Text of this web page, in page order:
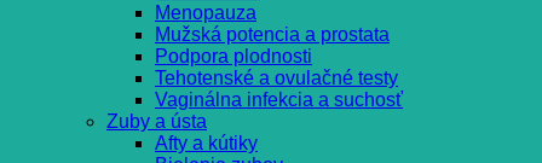
Menopauza
Mužská potencia a prostata
Podpora plodnosti
Tehotenské a ovulačné testy
Vaginálna infekcia a suchosť
Zuby a ústa
Afty a kútiky